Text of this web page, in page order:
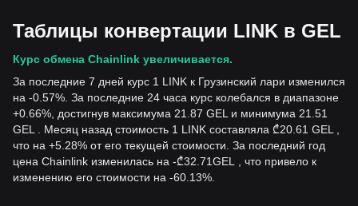
Таблицы конвертации LINK в GEL
Курс обмена Chainlink увеличивается.
За последние 7 дней курс 1 LINK к Грузинский лари изменился
на -0.57%. За последние 24 часа курс колебался в диапазоне
+0.66%, достигнув максимума 21.87 GEL и минимума 21.51
GEL . Месяц назад стоимость 1 LINK составляла ₾20.61 GEL ,
что на +5.28% от его текущей стоимости. За последний год
цена Chainlink изменилась на -₾32.71GEL
, что привело к
изменению его стоимости на -60.13%.